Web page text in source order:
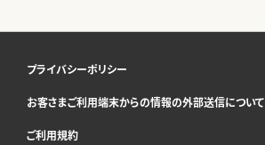
プライバシーポリシー
お客さまご利用端末からの情報の外部送信について
ご利用規約